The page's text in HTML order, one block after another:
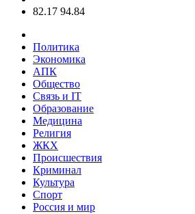
82.17 94.84
Политика
Экономика
АПК
Общество
Связь и IT
Образование
Медицина
Религия
ЖКХ
Происшествия
Криминал
Культура
Спорт
Россия и мир